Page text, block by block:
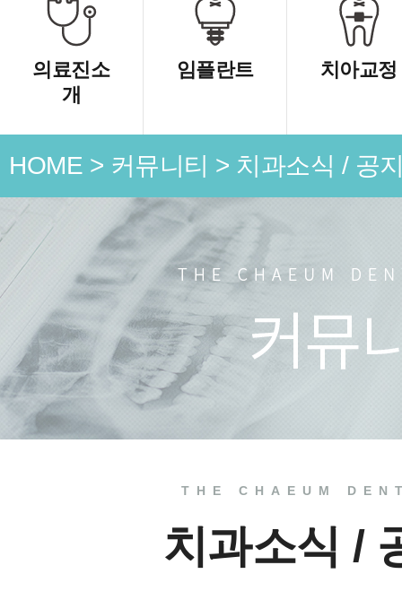
의료진소
개
임플란트 치아교정
HOME > 커뮤니티 > 치과소식 / 공
치료 전
THE CHAEUM
치과소식 /